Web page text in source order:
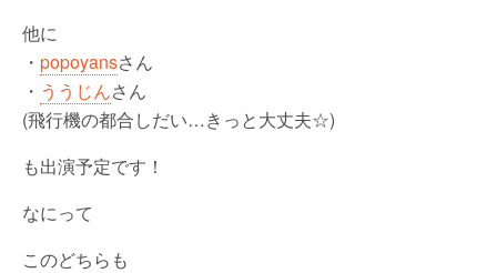
他に
・ popoyansさん
・ ううじんさん
(飛行機の都合しだい…きっと大丈夫☆)
も出演予定です！
なにって
このどちらも